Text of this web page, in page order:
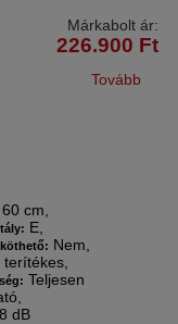
Márkabolt ár:
226.900 Ft
Tovább
60 cm,
E,
Nem,
terítékes,
Teljesen
dB